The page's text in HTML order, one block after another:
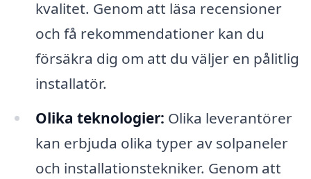
kvalitet. Genom att läsa recensioner
och få rekommendationer kan du
försäkra dig om att du väljer en pålitlig
installatör.
Olika teknologier: Olika leverantörer
kan erbjuda olika typer av solpaneler
och installationstekniker. Genom att